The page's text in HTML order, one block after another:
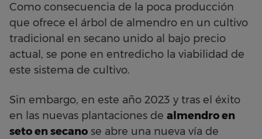
Como consecuencia de la poca producción
que ofrece el árbol de almendro en un cultivo
tradicional en secano unido al bajo precio
actual, se pone en entredicho la viabilidad de
este sistema de cultivo.
Sin embargo, en este año 2023 y tras el éxito
en las nuevas plantaciones de almendro en
seto en secano se abre una nueva vía de